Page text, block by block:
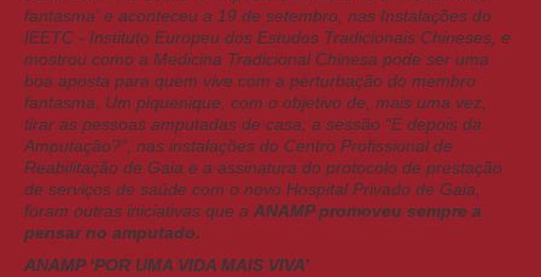
fantasma' e aconteceu a 19 de setembro, nas Instalações do
IEETC - Instituto Europeu dos Estudos Tradicionais Chineses, e
mostrou como a Medicina Tradicional Chinesa pode ser uma
boa aposta para quem vive com a perturbação do membro
fantasma. Um piquenique, com o objetivo de, mais uma vez,
tirar as pessoas amputadas de casa; a sessão “E depois da
Amputação?”, nas instalações do Centro Profissional de
Reabilitação de Gaia e a assinatura do protocolo de prestação
de serviços de saúde com o novo Hospital Privado de Gaia,
foram outras iniciativas que a ANAMP promoveu sempre a
pensar no amputado.
ANAMP ‘POR UMA VIDA MAIS VIVA’